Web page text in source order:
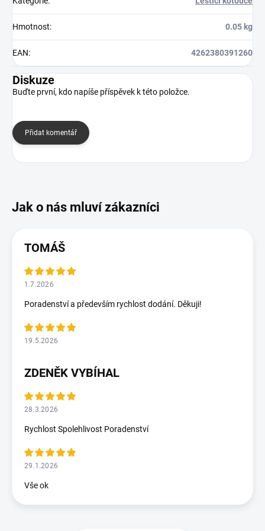
Hmotnost: 0.05 kg
EAN: 4262380391260
Diskuze
Buďte první, kdo napíše příspěvek k této položce.
Přidat komentář
TOMÁŠ
1.7.2026
Poradenství a především rychlost dodání. Děkuji!
19.5.2026
ZDENĚK VYBÍHAL
28.3.2026
Rychlost Spolehlivost Poradenství
29.1.2026
Vše ok